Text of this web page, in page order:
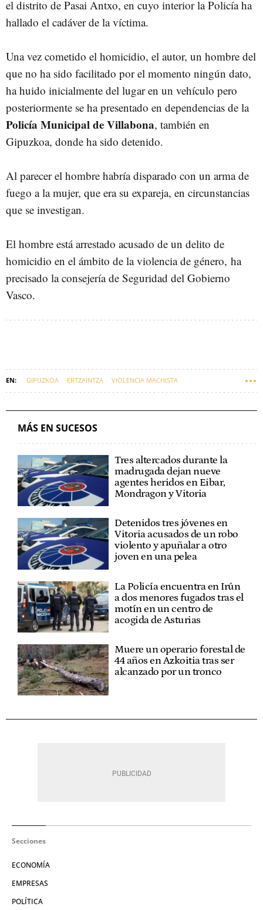
el distrito de Pasai Antxo, en cuyo interior la Policía ha
hallado el cadáver de la víctima.
Una vez cometido el homicidio, el autor, un hombre del
que no ha sido facilitado por el momento ningún dato,
ha huido inicialmente del lugar en un vehículo pero
posteriormente se ha presentado en dependencias de la
Policía Municipal de Villabona, también en
Gipuzkoa, donde ha sido detenido.
Al parecer el hombre habría disparado con un arma de
fuego a la mujer, que era su expareja, en circunstancias
que se investigan.
El hombre está arrestado acusado de un delito de
homicidio en el ámbito de la violencia de género, ha
precisado la consejería de Seguridad del Gobierno
Vasco.
GIPUZKOA ERTZAINTZA VIOLENCIA MACHISTA
MÁS EN SUCESOS
Tres altercados durante la
madrugada dejan nueve
agentes heridos en Eibar,
Mondragon y Vitoria
Detenidos tres jóvenes en
Vitoria acusados de un robo
violento y apuñalar a otro
joven en una pelea
La Policía encuentra en Irún
a dos menores fugados tras el
motín en un centro de
acogida de Asturias
Muere un operario forestal de
44 años en Azkoitia tras ser
alcanzado por un tronco
Secciones
ECONOMÍA
EMPRESAS
POLÍTICA